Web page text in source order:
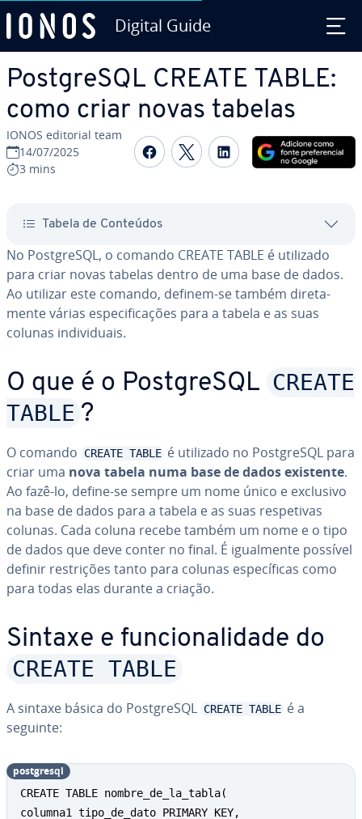
Digital Guide
Post­greSQL CREATE TABLE:
como criar novas tabelas
IONOS editorial team
14/07/2025
3 mins
Com­par­ti­lhar no
Com­par­ti­lhar no
Com­par­ti­lhar
Tabela de Conteúdos
No Post­greSQL, o comando CREATE TABLE é utilizado
para criar novas tabelas dentro de uma base de dados.
Ao utilizar este comando, definem-se também di­re­ta­
mente várias es­pe­ci­fi­ca­ções para a tabela e as suas
colunas in­di­vi­du­ais.
O que é o Post­greSQL CREATE
TABLE ?
O comando CREATE TABLE é utilizado no Post­greSQL para
criar uma nova tabela numa base de dados existente.
Ao fazê-lo, define-se sempre um nome único e exclusivo
na base de dados para a tabela e as suas res­pe­ti­vas
colunas. Cada coluna recebe também um nome e o tipo
de dados que deve conter no final. É igual­mente possível
definir res­tri­ções tanto para colunas es­pe­cí­fi­cas como
para todas elas durante a criação.
Sintaxe e fun­ci­o­na­li­dade do
CREATE TABLE
A sintaxe básica do Post­greSQL CREATE TABLE é a
seguinte:
CREATE TABLE nombre_de_la_tabla(
columna1 tipo_de_dato PRIMARY KEY,
post­gresql